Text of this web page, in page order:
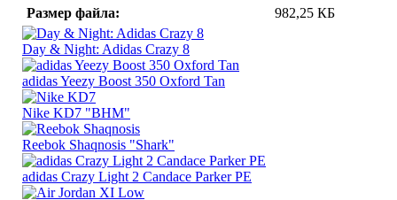
Размер файла:
982,25 КБ
Day & Night: Adidas Crazy 8
adidas Yeezy Boost 350 Oxford Tan
Nike KD7 "BHM"
Reebok Shaqnosis "Shark"
adidas Crazy Light 2 Candace Parker PE